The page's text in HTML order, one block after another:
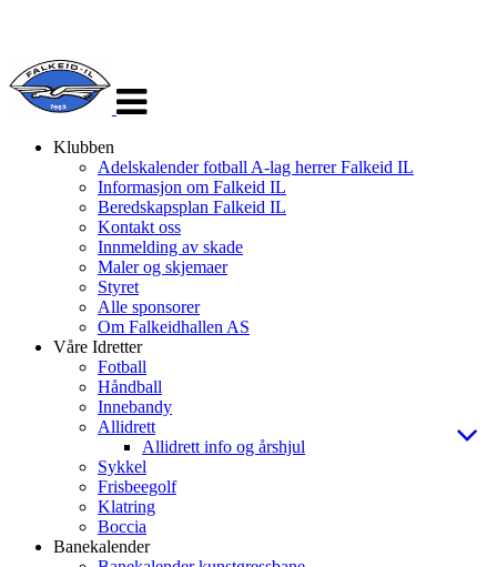
navigasjon
Klubben
Adelskalender fotball A-lag herrer Falkeid IL
Informasjon om Falkeid IL
Beredskapsplan Falkeid IL
Kontakt oss
Innmelding av skade
Maler og skjemaer
Styret
Alle sponsorer
Om Falkeidhallen AS
Våre Idretter
Fotball
Håndball
Innebandy
Allidrett
Allidrett info og årshjul
Sykkel
Frisbeegolf
Klatring
Boccia
Banekalender